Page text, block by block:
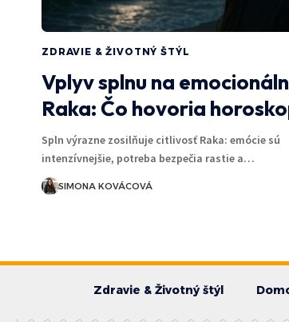
ZDRAVIE & ŽIVOTNÝ ŠTÝL
Vplyv splnu na
Raka: Čo hovoria
Spln výrazne zosilňuje citlivosť Raka: emócie sú
intenzívnejšie, potreba bezpečia rastie a…
SIMONA KOVÁCOVÁ
Zdravie & Životný štýl